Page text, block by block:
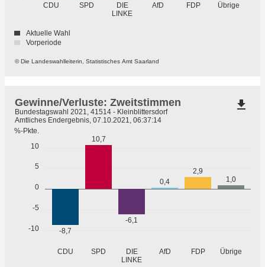
CDU SPD
DIE
LINKE
AfD FDP Übrige
© Die Landeswahlleiterin, Statistisches Amt Saarland
Aktuelle Wahl
Vorperiode
-10
-5
0
5
10
%-Pkte.
CDU SPD
DIE
LINKE
AfD FDP Übrige
-8,7
10,7
-6,1
0,4
2,9
1,0
Gewinne/Verluste: Zweitstimmen
Bundestagswahl 2021, 41514 - Kleinblittersdorf
Amtliches Endergebnis, 07.10.2021, 06:37:14
file_download